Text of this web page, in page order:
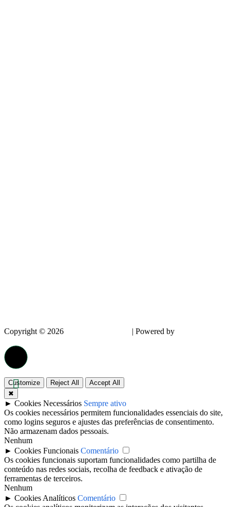
Copyright © 2026 | Powered by
Customize Reject All
Accept All
✖
► Cookies Necessários Sempre ativo
Os cookies necessários permitem funcionalidades essenciais do site,
como logins seguros e ajustes das preferências de consentimento.
Não armazenam dados pessoais.
Nenhum
► Cookies Funcionais Comentário
Os cookies funcionais suportam funcionalidades como partilha de
conteúdo nas redes sociais, recolha de feedback e ativação de
ferramentas de terceiros.
Nenhum
► Cookies Analíticos Comentário